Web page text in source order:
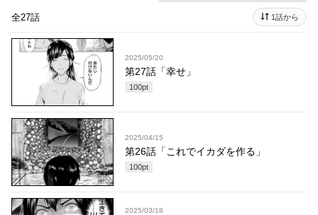
全27話 1話から
2025/05/20
第27話「幸せ」
100pt
2025/04/15
第26話「これでイカダを作る」
100pt
2025/03/18